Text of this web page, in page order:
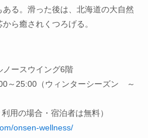
る。滑った後は、北海道の大自然
ら癒されくつろげる。
ースウイング6階
～25:00（ウィンターシーズン ～
用の場合・宿泊者は無料）
onsen-wellness/